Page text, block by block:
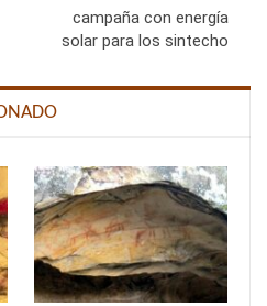
campaña con energía
solar para los sintecho